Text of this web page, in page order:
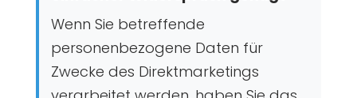
Wenn Sie betreffende
personenbezogene Daten für
Zwecke des Direktmarketings